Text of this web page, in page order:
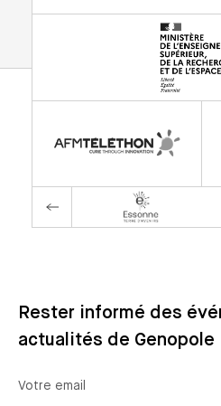
Rester informé des
actualités de Genopole